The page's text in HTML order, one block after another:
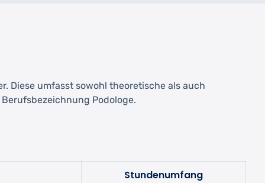
Diese umfasst sowohl theoretische als auch
Podologe.
Stundenumfang